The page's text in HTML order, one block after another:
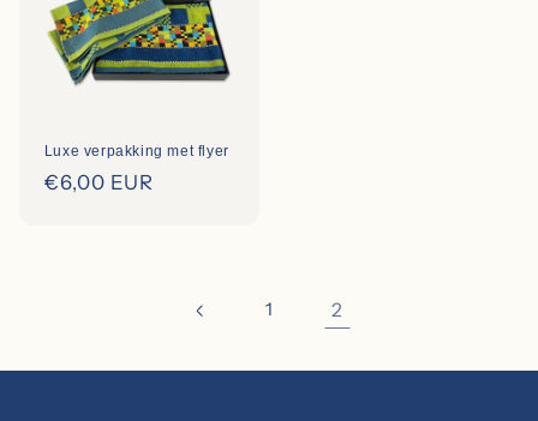
Luxe verpakking met flyer
Regular
€6,00 EUR
1 2